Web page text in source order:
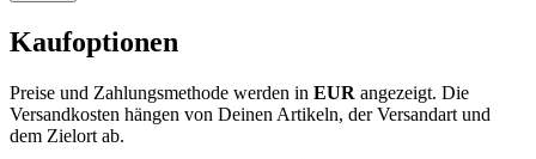
Kaufoptionen
Preise und Zahlungsmethode werden in EUR angezeigt. Die
Versandkosten hängen von Deinen Artikeln, der Versandart und
dem Zielort ab.